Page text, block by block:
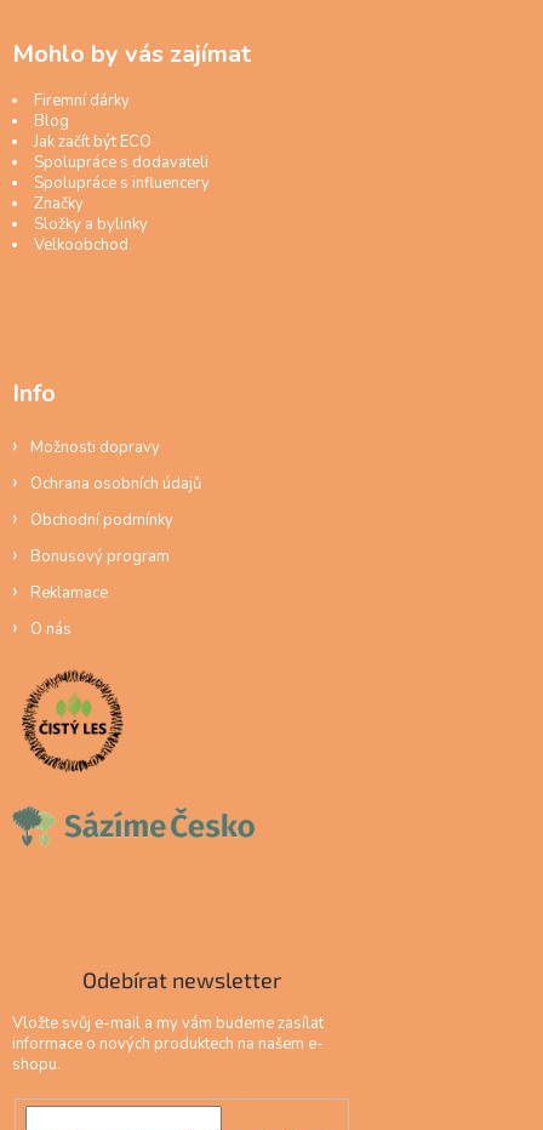
Mohlo by vás zajímat
Firemní dárky
Blog
Jak začít být ECO
Spolupráce s dodavateli
Spolupráce s influencery
Značky
Složky a bylinky
Velkoobchod
Info
Možnosti dopravy
Ochrana osobních údajů
Obchodní podmínky
Bonusový program
Reklamace
O nás
Odebírat newsletter
Vložte svůj e-mail a my vám budeme zasílat
informace o nových produktech na našem e-
shopu.